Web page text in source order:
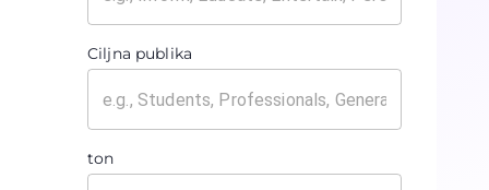
Ciljna publika
ton